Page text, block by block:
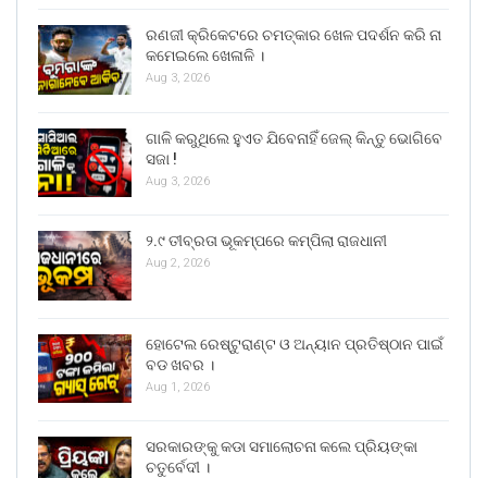
ରଣଜୀ କ୍ରିକେଟରେ ଚମତ୍କାର ଖେଳ ପଦର୍ଶନ କରି ନା
କମେଇଲେ ଖେଳାଳି ।
Aug 3, 2026
ଗାଳି କରୁଥିଲେ ହୁଏତ ଯିବେନାହିଁ ଜେଲ୍ କିନ୍ତୁ ଭୋଗିବେ
ସଜା !
Aug 3, 2026
୨.୯ ତୀବ୍ରତା ଭୂକମ୍ପରେ କମ୍ପିଲା ରାଜଧାନୀ
Aug 2, 2026
ହୋଟେଲ ରେଷ୍ଟୁରାଣ୍ଟ ଓ ଅନ୍ୟାନ ପ୍ରତିଷ୍ଠାନ ପାଇଁ
ବଡ ଖବର ।
Aug 1, 2026
ସରକାରଙ୍କୁ କଡା ସମାଲୋଚନା କଲେ ପ୍ରିୟଙ୍କା
ଚତୁର୍ବେଦୀ ।